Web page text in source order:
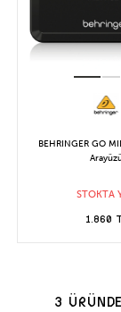
BEHRINGER GO
STOKTA
1.860
3